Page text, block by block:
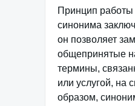
Принцип работы
синонима
он позволяет
общепринятые
термины,
или услугой, на
образом,